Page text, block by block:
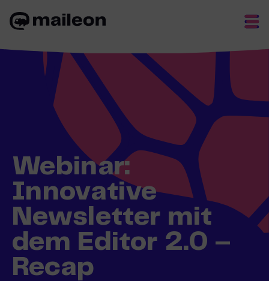
Webinar:
Innovative
Newsletter mit
dem Editor 2.0 –
Recap